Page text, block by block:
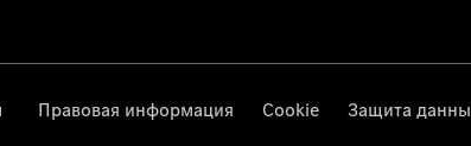
Правовая информация Cookie Защита